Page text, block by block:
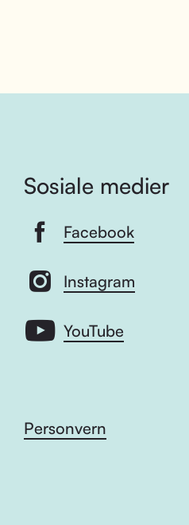
Sosiale medier
Facebook
Instagram
YouTube
Personvern